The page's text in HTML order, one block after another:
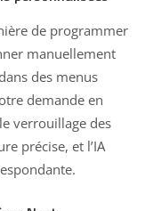
de programmer
manuellement
des menus
demande en
verrouillage des
précise, et l’IA